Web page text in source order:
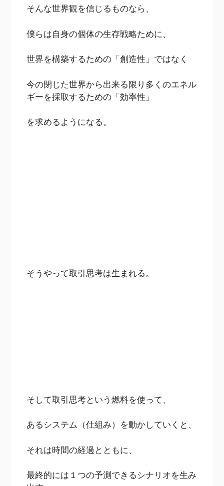
そんな世界観を信じるものなら、
僕らは自身の個体の生存戦略ために、
世界を構築するための「創造性」ではなく
今の閉じた世界から出来る限り多くのエネル
ギーを採取するための「効率性」
を求めるようになる。
そうやって取引思考は生まれる。
そして取引思考という燃料を使って、
あるシステム（仕組み）を動かしていくと、
それは時間の経過とともに、
最終的には１つの予測できるシナリオを生み